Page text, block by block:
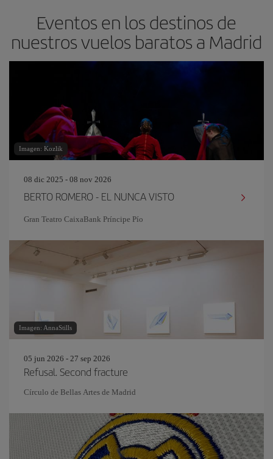
Eventos en los destinos de
nuestros vuelos baratos a Madrid
Imagen: Kozlik
08 dic 2025 - 08 nov 2026
BERTO ROMERO - EL NUNCA VISTO
Gran Teatro CaixaBank Príncipe Pío
Imagen: AnnaStills
05 jun 2026 - 27 sep 2026
Refusal. Second fracture
Círculo de Bellas Artes de Madrid